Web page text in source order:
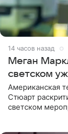
14 часов назад
Меган
светском
Американская
Стюарт
светском